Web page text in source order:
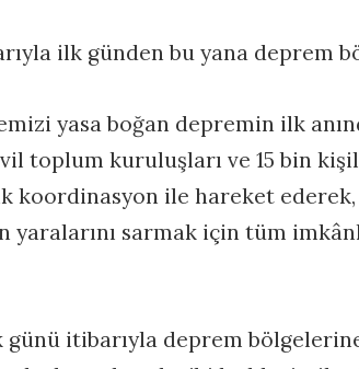
ilk günden bu yana deprem
yasa boğan depremin ilk
toplum kuruluşları ve 15 bin
koordinasyon ile hareket
yaralarını sarmak için tüm
itibarıyla deprem